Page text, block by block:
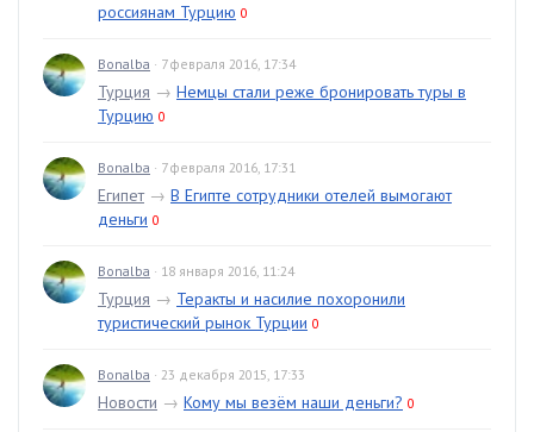
россиянам Турцию 0
Bonalba · 7 февраля 2016, 17:34
Турция → Немцы стали реже бронировать туры в
Турцию 0
Bonalba · 7 февраля 2016, 17:31
Египет→ В Египте сотрудники отелей вымогают
деньги 0
Bonalba · 18 января 2016, 11:24
Турция → Теракты и насилие похоронили
туристический рынок Турции 0
Bonalba · 23 декабря 2015, 17:33
Новости → Кому мы везём наши деньги? 0